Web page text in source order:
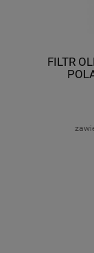
FILTR